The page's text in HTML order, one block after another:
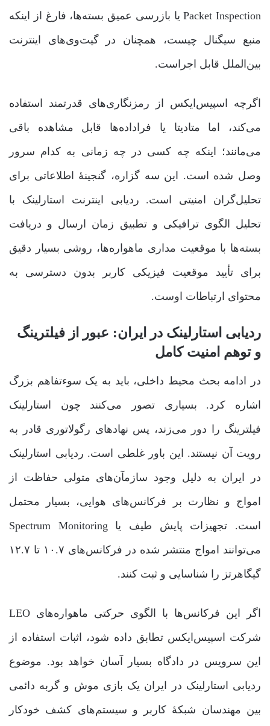
Packet Inspection یا بازرسی عمیق بسته‌ها، فارغ از اینکه
منبع سیگنال چیست، همچنان در گیت‌وی‌های اینترنت
بین‌الملل قابل اجراست.
اگرچه اسپیس‌ایکس از رمزنگاری‌های قدرتمند استفاده
می‌کند، اما متادیتا یا فراداده‌ها قابل مشاهده باقی
می‌مانند؛ اینکه چه کسی در چه زمانی به کدام سرور
وصل شده است. این سه گزاره، گنجینۀ اطلاعاتی برای
تحلیل‌گران امنیتی است. ردیابی اینترنت استارلینک با
تحلیل الگوی ترافیکی و تطبیق زمان ارسال و دریافت
بسته‌ها با موقعیت مداری ماهواره‌ها، روشی بسیار دقیق
برای تأیید موقعیت فیزیکی کاربر بدون دسترسی به
محتوای ارتباطات اوست.
ردیابی استارلینک در ایران: عبور از فیلترینگ
و توهم امنیت کامل
در ادامه بحث محیط داخلی، باید به یک سوءتفاهم بزرگ
اشاره کرد. بسیاری تصور می‌کنند چون استارلینک
فیلترینگ را دور می‌زند، پس نهادهای رگولاتوری قادر به
رویت آن نیستند. این باور غلطی است. ردیابی استارلینک
در ایران به دلیل وجود سازمآن‌های متولی حفاظت از
امواج و نظارت بر فرکانس‌های هوایی، بسیار محتمل
است. تجهیزات پایش طیف یا Spectrum Monitoring
می‌توانند امواج منتشر شده در فرکانس‌های ۱۰.۷ تا ۱۲.۷
گیگاهرتز را شناسایی و ثبت کنند.
اگر این فرکانس‌ها با الگوی حرکتی ماهواره‌های LEO
شرکت اسپیس‌ایکس تطابق داده شود، اثبات استفاده از
این سرویس در دادگاه بسیار آسان خواهد بود. موضوع
ردیابی استارلینک در ایران یک بازی موش و گربه دائمی
بین مهندسان شبکۀ کاربر و سیستم‌های کشف خودکار